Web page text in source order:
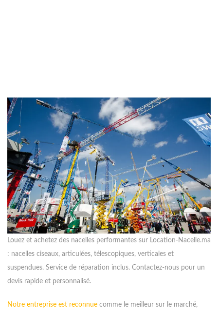
Louez et achetez des nacelles performantes sur Location-Nacelle.ma
: nacelles ciseaux, articulées, télescopiques, verticales et
suspendues. Service de réparation inclus. Contactez-nous pour un
devis rapide et personnalisé.
Notre entreprise est reconnue comme le meilleur sur le marché,